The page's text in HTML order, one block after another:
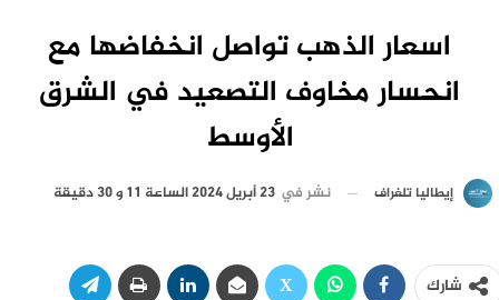
اسعار الذهب تواصل انخفاضها مع
انحسار مخاوف التصعيد في الشرق
الأوسط
إيطاليا تلغراف نشر في 23 أبريل 2024 الساعة 11 و 30 دقيقة
شارك